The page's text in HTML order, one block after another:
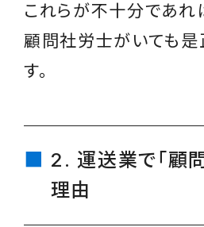
これらが不十分であれ
顧問社労士がいても是
す。
2. 運送業で「顧
理由